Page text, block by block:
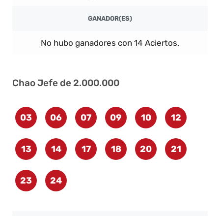
GANADOR(ES)
No hubo ganadores con 14 Aciertos.
Chao Jefe de 2.000.000
03 06 07 09 10 12
13 14 17 18 20 21
23 24